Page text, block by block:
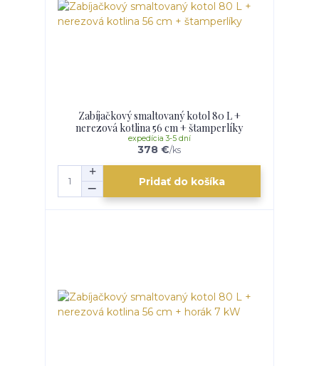
Zabíjačkový smaltovaný kotol 80 L +
nerezová kotlina 56 cm + štamperlíky
378 €/ks
expedícia 3-5 dní
Pridať do košíka